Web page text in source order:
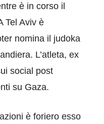
è in corso il
Tel Aviv è
nomina il judoka
L’atleta, ex
social post
su Gaza.
è foriero esso